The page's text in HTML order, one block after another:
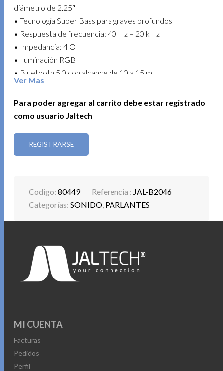
diámetro de 2.25″
• Tecnología Super Bass para graves profundos
• Respuesta de frecuencia: 40 Hz – 20 kHz
• Impedancia: 4 O
• Iluminación RGB
• Bluetooth 5.0 con alcance de 10 a 15 m
• Conectividad: USB, HDMI, AUX 3.5 mm y entrada
• Incluye control remoto
Ver Mas
Para poder agregar al carrito debe estar registrado
como usuario Jaltech
REGISTRARSE
Codigo:80449 Referencia : JAL-B2046
Categorías:SONIDO, PARLANTES
MI CUENTA
Facturas
Pedidos
Perfil